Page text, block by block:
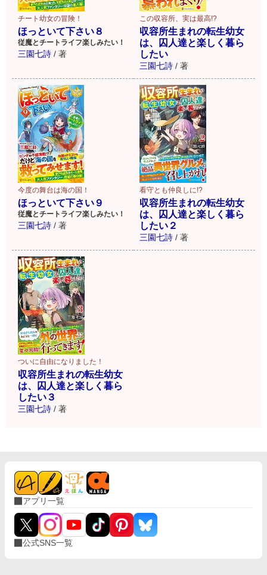
チート幼女の冒険！
ほっといて下さい８
従魔とチートライフ楽しみたい！
三園七詩 / 著
この収容所、実は最高!?
収容所生まれの転生幼女
は、囚人達と楽しく暮ら
したい
三園七詩 / 著
今度の舞台は海の国！
ほっといて下さい９
従魔とチートライフ楽しみたい！
三園七詩 / 著
看守とも仲良しに!?
収容所生まれの転生幼女
は、囚人達と楽しく暮ら
したい２
三園七詩 / 著
ついに自由になりました！
収容所生まれの転生幼女
は、囚人達と楽しく暮ら
したい３
三園七詩 / 著
アプリ一覧
公式SNS一覧